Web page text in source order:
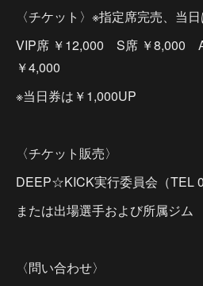
〈チケット〉※指定席完売、当
VIP席 ￥12,000 S席 ￥8,000
￥4,000
※当日券は￥1,000UP
〈チケット販売〉
DEEP☆KICK実行委員会（TEL
または出場選手および所属ジム
〈問い合わせ〉